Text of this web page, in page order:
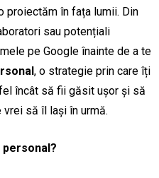
proiectăm în fața lumii. Din
sau potențiali
pe Google înainte de a te
, o strategie prin care îți
încât să fii găsit ușor și să
să îl lași în urmă.
personal?